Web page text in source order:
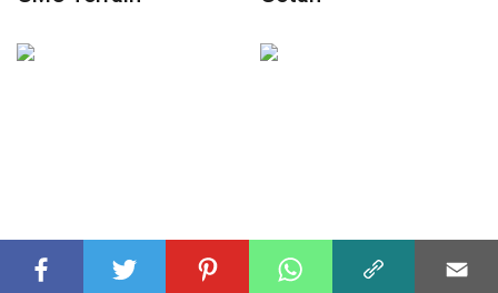
TEKNOLOGI 19 Feb 2025 ELEKTRONIK 15 Jan 2025